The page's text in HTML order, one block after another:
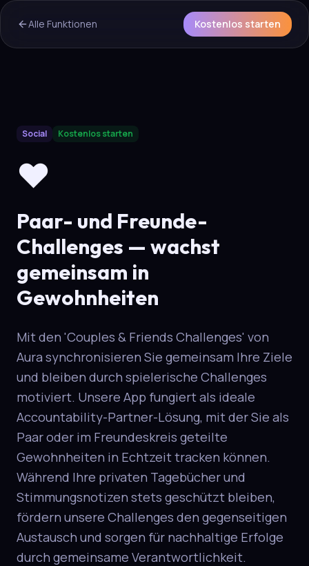
Alle Funktionen Kostenlos starten
Aura Paar- und Freunde-Challenges
Social Kostenlos starten
❤️
Paar- und Freunde-
Challenges — wachst
gemeinsam in
Gewohnheiten
Mit den 'Couples & Friends Challenges' von
Aura synchronisieren Sie gemeinsam Ihre Ziele
und bleiben durch spielerische Challenges
motiviert. Unsere App fungiert als ideale
Accountability-Partner-Lösung, mit der Sie als
Paar oder im Freundeskreis geteilte
Gewohnheiten in Echtzeit tracken können.
Während Ihre privaten Tagebücher und
Stimmungsnotizen stets geschützt bleiben,
fördern unsere Challenges den gegenseitigen
Austausch und sorgen für nachhaltige Erfolge
durch gemeinsame Verantwortlichkeit.